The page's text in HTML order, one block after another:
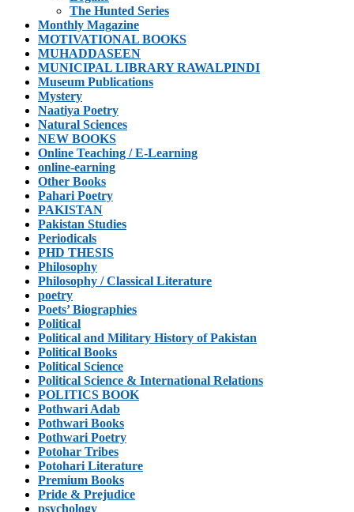
The Hunted Series
Monthly Magazine
MOTIVATIONAL BOOKS
MUHADDASEEN
MUNICIPAL LIBRARY RAWALPINDI
Museum Publications
Mystery
Naatiya Poetry
Natural Sciences
NEW BOOKS
Online Teaching / E-Learning
online-earning
Other Books
Pahari Poetry
PAKISTAN
Pakistan Studies
Periodicals
PHD THESIS
Philosophy
Philosophy / Classical Literature
poetry
Poets’ Biographies
Political
Political and Military History of Pakistan
Political Books
Political Science
Political Science & International Relations
POLITICS BOOK
Pothwari Adab
Pothwari Books
Pothwari Poetry
Potohar Tribes
Potohari Literature
Premium Books
Pride & Prejudice
psychology